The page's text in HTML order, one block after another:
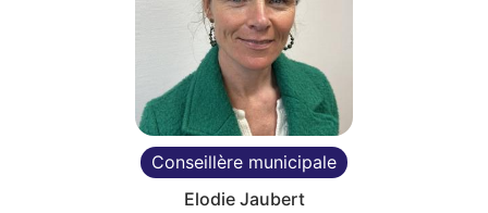
Conseillère municipale
Elodie Jaubert